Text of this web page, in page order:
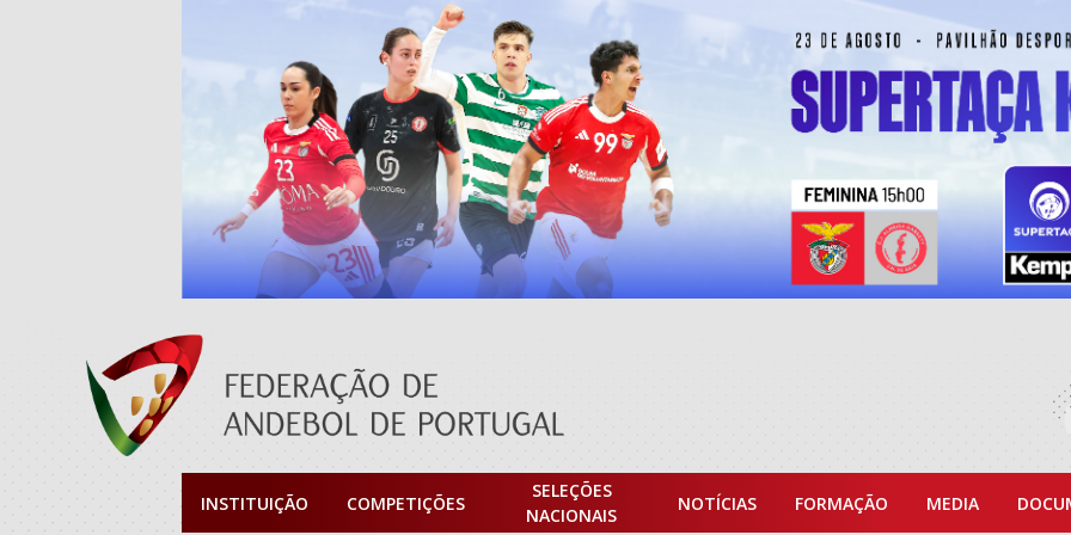
INSTITUIÇÃO COMPETIÇÕES
SELEÇÕES
NACIONAIS
NOTÍCIAS FORMAÇÃO MEDIA